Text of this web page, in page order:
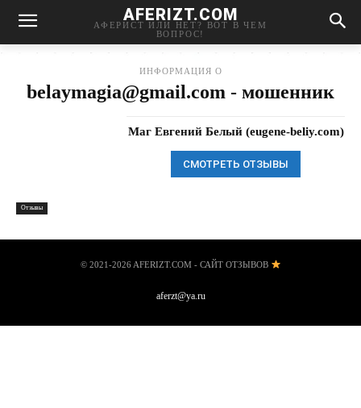
AFERIZT.COM
АФЕРИСТ ИЛИ НЕТ? ВОТ В ЧЕМ
ВОПРОС!
ИНФОРМАЦИЯ О
belaymagia@gmail.com - мошенник
Отзывы
Маг Евгений Белый (eugene-beliy.com)
СМОТРЕТЬ ОТЗЫВЫ
© 2021-2026 AFERIZT.COM - САЙТ ОТЗЫВОВ
aferzt@ya.ru